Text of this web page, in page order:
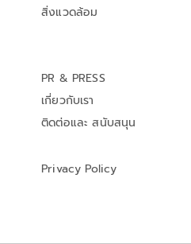
สิ่งแวดล้อม
PR & PRESS
เกี่ยวกับเรา
ติดต่อและ สนับสนุน
Privacy Policy